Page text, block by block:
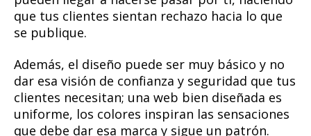
que tus clientes sientan rechazo hacia lo que
se publique.
Además, el diseño puede ser muy básico y no
dar esa visión de confianza y seguridad que tus
clientes necesitan; una web bien diseñada es
uniforme, los colores inspiran las sensaciones
que debe dar esa marca y sigue un patrón.